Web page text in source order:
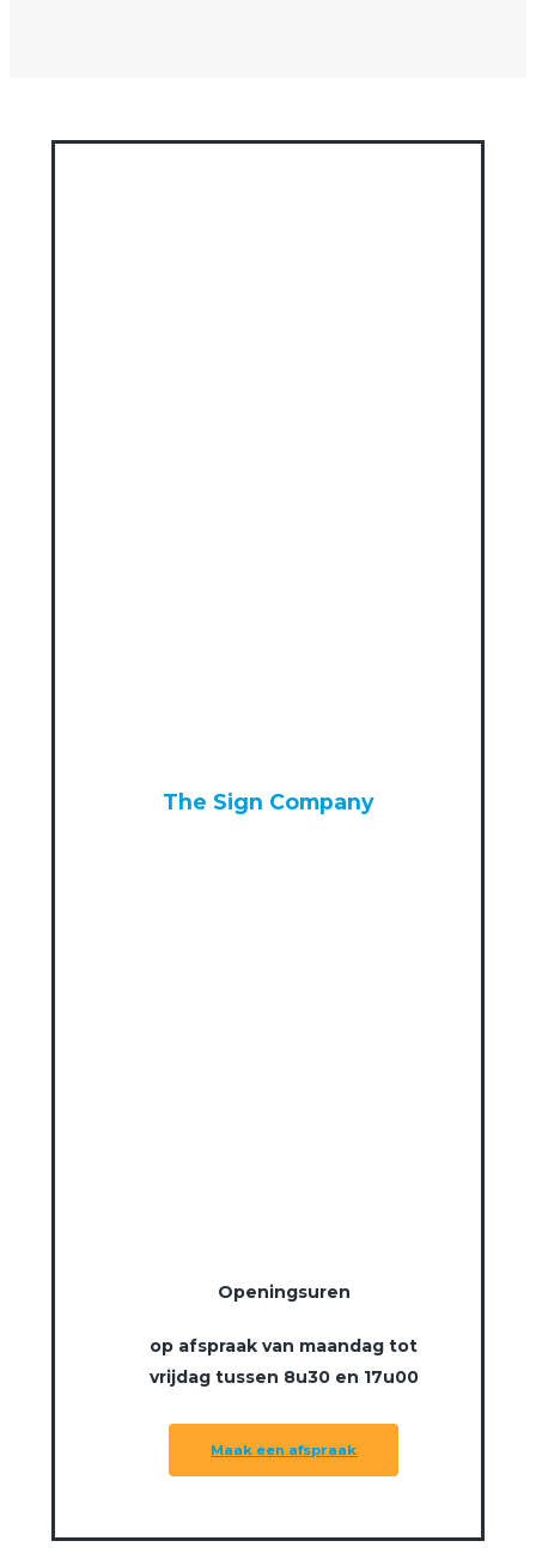
The Sign Company
Openingsuren
op afspraak van maandag tot
vrijdag tussen 8u30 en 17u00
Maak een afspraak